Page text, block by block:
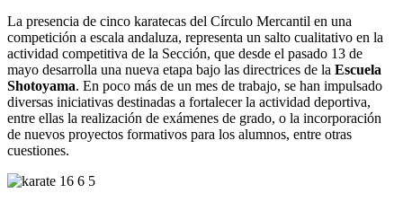
La presencia de cinco karatecas del Círculo Mercantil en una
competición a escala andaluza, representa un salto cualitativo en la
actividad competitiva de la Sección, que desde el pasado 13 de
mayo desarrolla una nueva etapa bajo las directrices de la Escuela
Shotoyama. En poco más de un mes de trabajo, se han impulsado
diversas iniciativas destinadas a fortalecer la actividad deportiva,
entre ellas la realización de exámenes de grado, o la incorporación
de nuevos proyectos formativos para los alumnos, entre otras
cuestiones.